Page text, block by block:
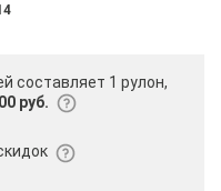
составляет 1 рулон,
руб.